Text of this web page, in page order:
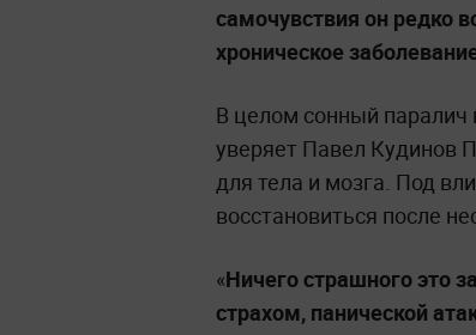
самочувствия он редко
хроническое
В целом сонный паралич
уверяет Павел Кудинов
для тела и мозга. Под
восстановиться после
«Ничего страшного это
страхом, панической